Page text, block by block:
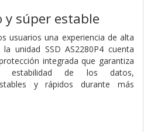
súper estable
usuarios una experiencia de alta
unidad SSD AS2280P4 cuenta
integrada que garantiza
estabilidad de los datos,
y rápidos durante más